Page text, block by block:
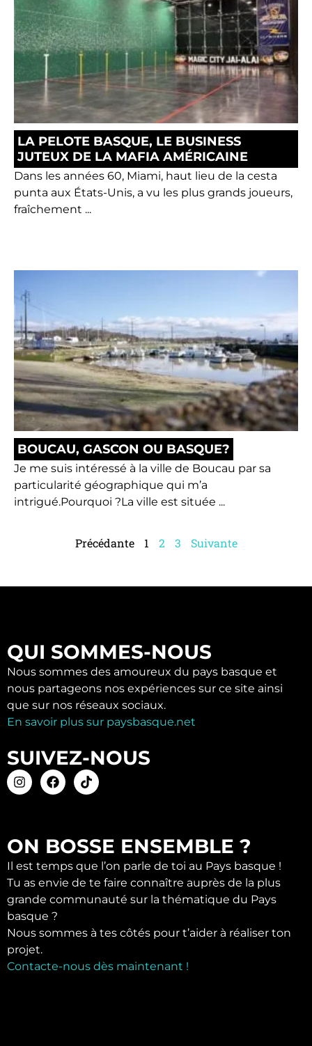
LA PELOTE BASQUE, LE BUSINESS
JUTEUX DE LA MAFIA AMÉRICAINE
Dans les années 60, Miami, haut lieu de la cesta
punta aux États-Unis, a vu les plus grands joueurs,
fraîchement ...
BOUCAU, GASCON OU BASQUE?
Je me suis intéressé à la ville de Boucau par sa
particularité géographique qui m’a
intrigué.Pourquoi ?La ville est située ...
Précédante 1 2 3 Suivante
QUI SOMMES-NOUS
Nous sommes des amoureux du pays basque et
nous partageons nos expériences sur ce site ainsi
que sur nos réseaux sociaux.
En savoir plus sur paysbasque.net
SUIVEZ-NOUS
ON BOSSE ENSEMBLE ?
Il est temps que l’on parle de toi au Pays basque !
Tu as envie de te faire connaître auprès de la plus
grande communauté sur la thématique du Pays
basque ?
Nous sommes à tes côtés pour t’aider à réaliser ton
projet.
Contacte-nous dès maintenant !